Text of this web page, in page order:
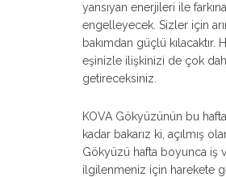
yansıyan enerjileri ile
engelleyecek. Sizler için
bakımdan güçlü
eşinizle ilişkinizi de çok
getireceksiniz.
KOVA Gökyüzünün bu
kadar bakarız ki, açılmış
Gökyüzü hafta boyunca iş
ilgilenmeniz için harekete